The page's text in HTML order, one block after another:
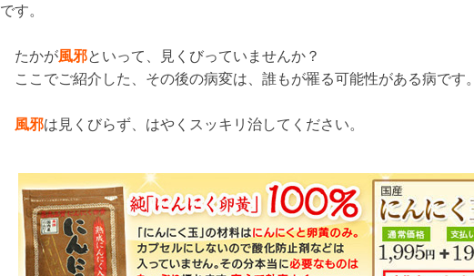
です。
たかが風邪といって、見くびっていませんか？
ここでご紹介した、その後の病変は、誰もが罹る可能性がある病です。
風邪は見くびらず、はやくスッキリ治してください。